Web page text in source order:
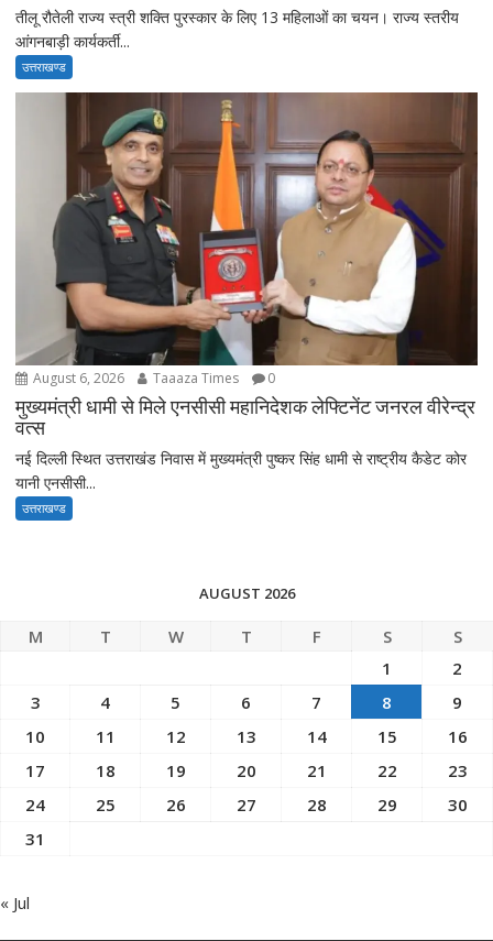
तीलू रौतेली राज्य स्त्री शक्ति पुरस्कार के लिए 13 महिलाओं का चयन। राज्य स्तरीय
आंगनबाड़ी कार्यकर्ती...
उत्तराखण्ड
August 6, 2026 Taaaza Times 0
मुख्यमंत्री धामी से मिले एनसीसी महानिदेशक लेफ्टिनेंट जनरल वीरेन्द्र
वत्स
नई दिल्ली स्थित उत्तराखंड निवास में मुख्यमंत्री पुष्कर सिंह धामी से राष्ट्रीय कैडेट कोर
यानी एनसीसी...
उत्तराखण्ड
AUGUST 2026
M T W T F S
S
1
2
3
4 5 6 7 8
9
10
11 12 13 14 15
16
17
18 19 20 21 22
23
24
25 26 27 28 29
30
31
« Jul